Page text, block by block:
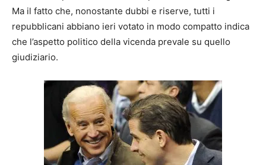
Ma il fatto che, nonostante dubbi e riserve, tutti i
repubblicani abbiano ieri votato in modo compatto indica
che l’aspetto politico della vicenda prevale su quello
giudiziario.